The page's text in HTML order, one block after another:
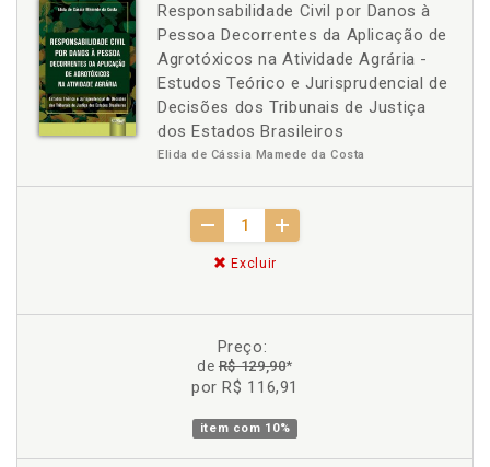
Responsabilidade Civil por Danos à
Pessoa Decorrentes da Aplicação de
Agrotóxicos na Atividade Agrária -
Estudos Teórico e Jurisprudencial de
Decisões dos Tribunais de Justiça
dos Estados Brasileiros
Elida de Cássia Mamede da Costa
Excluir
Preço:
deR$ 129,90*
por R$ 116,91
item com 10%